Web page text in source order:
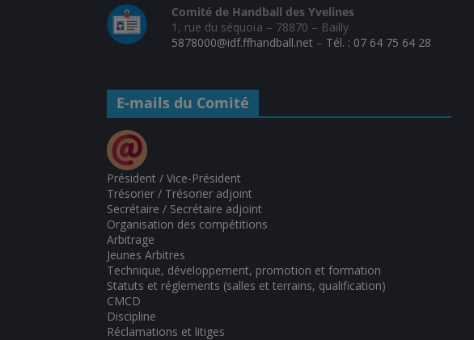
Comité de Handball des Yvelines
1, rue du séquoïa – 78870 – Bailly
5878000@idf.ffhandball.net – Tél. : 07 64 75 64 28
E-mails du Comité
Président / Vice-Président
Trésorier / Trésorier adjoint
Secrétaire / Secrétaire adjoint
Organisation des compétitions
Arbitrage
Jeunes Arbitres
Technique, développement, promotion et formation
Statuts et réglements (salles et terrains, qualification)
CMCD
Discipline
Réclamations et litiges